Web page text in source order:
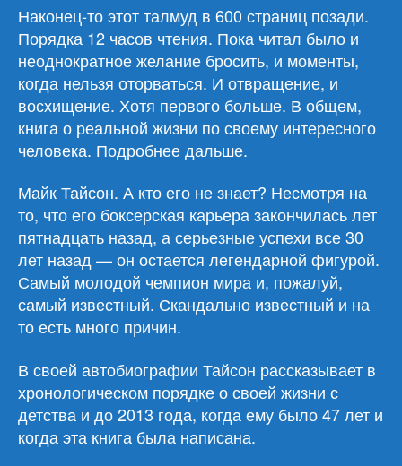
истина»
Наконец-то этот талмуд в 600 страниц позади.
Порядка 12 часов чтения. Пока читал было и
неоднократное желание бросить, и моменты,
когда нельзя оторваться. И отвращение, и
восхищение. Хотя первого больше. В общем,
книга о реальной жизни по своему интересного
человека. Подробнее дальше.
Майк Тайсон. А кто его не знает? Несмотря на
то, что его боксерская карьера закончилась лет
пятнадцать назад, а серьезные успехи все 30
лет назад — он остается легендарной фигурой.
Самый молодой чемпион мира и, пожалуй,
самый известный. Скандально известный и на
то есть много причин.
В своей автобиографии Тайсон рассказывает в
хронологическом порядке о своей жизни с
детства и до 2013 года, когда ему было 47 лет и
когда эта книга была написана.